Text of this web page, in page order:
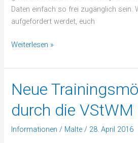
Daten einfach so frei zugänglich sein.
aufgefordert werdet, euch
Weiterlesen »
Neue
durch die VStWM
Informationen / Malte/ 28. April 2016
Neue
Trainingsmöglichkeiten
durch
VStWM